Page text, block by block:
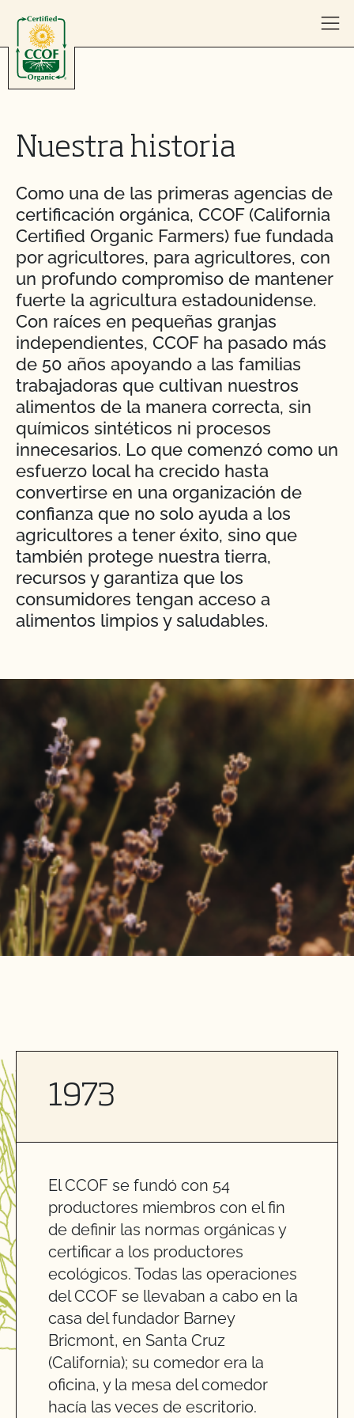
Nuestra historia
Como una de las primeras agencias de
certificación orgánica, CCOF (California
Certified Organic Farmers) fue fundada
por agricultores, para agricultores, con
un profundo compromiso de mantener
fuerte la agricultura estadounidense.
Con raíces en pequeñas granjas
independientes, CCOF ha pasado más
de 50 años apoyando a las familias
trabajadoras que cultivan nuestros
alimentos de la manera correcta, sin
químicos sintéticos ni procesos
innecesarios. Lo que comenzó como un
esfuerzo local ha crecido hasta
convertirse en una organización de
confianza que no solo ayuda a los
agricultores a tener éxito, sino que
también protege nuestra tierra,
recursos y garantiza que los
consumidores tengan acceso a
alimentos limpios y saludables.
1973
El CCOF se fundó con 54
productores miembros con el fin
de definir las normas orgánicas y
certificar a los productores
ecológicos. Todas las operaciones
del CCOF se llevaban a cabo en la
casa del fundador Barney
Bricmont, en Santa Cruz
(California); su comedor era la
oficina, y la mesa del comedor
hacía las veces de escritorio.